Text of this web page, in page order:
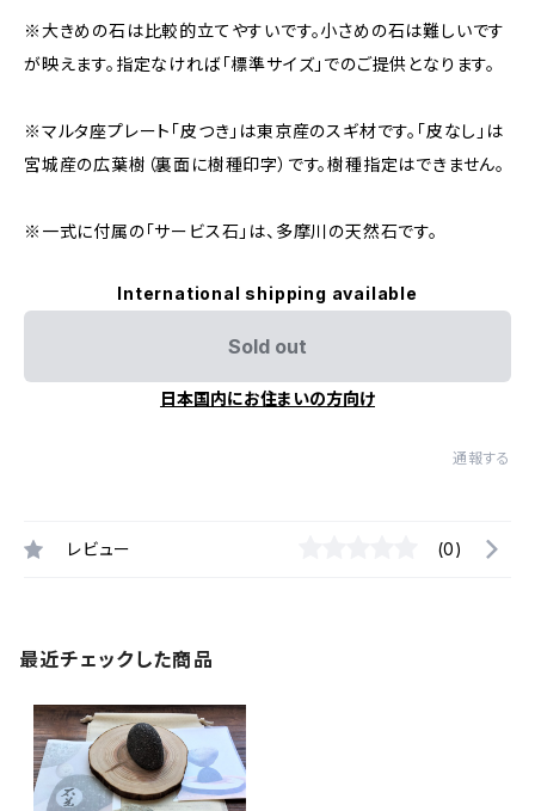
※大きめの石は比較的立てやすいです。小さめの石は難しいです
が映えます。指定なければ「標準サイズ」でのご提供となります。
※マルタ座プレート「皮つき」は東京産のスギ材です。「皮なし」は
宮城産の広葉樹（裏面に樹種印字）です。樹種指定はできません。
※一式に付属の「サービス石」は、多摩川の天然石です。
International shipping available
Sold out
日本国内にお住まいの方向け
通報する
レビュー (0)
最近チェックした商品